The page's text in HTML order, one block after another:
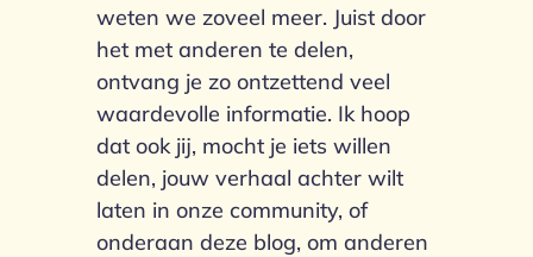
weten we zoveel meer. Juist door
het met anderen te delen,
ontvang je zo ontzettend veel
waardevolle informatie. Ik hoop
dat ook jij, mocht je iets willen
delen, jouw verhaal achter wilt
laten in onze community, of
onderaan deze blog, om anderen